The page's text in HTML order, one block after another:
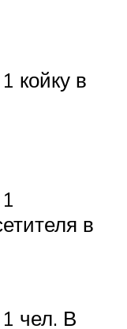
койку в
в
чел. В